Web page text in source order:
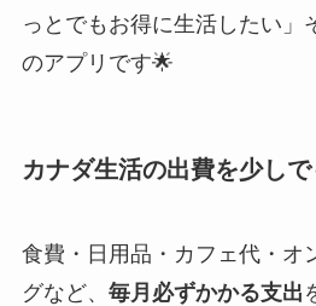
っとでもお得に生活したい」
のアプリです🌟
カナダ生活の出費を少し
食費・日用品・カフェ代・オ
グなど、 毎月必ずかかる支出